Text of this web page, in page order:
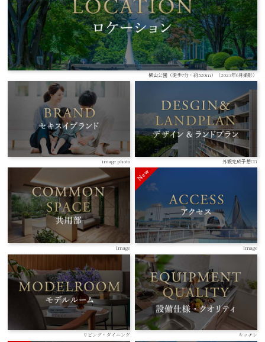
横山公園（徒歩7分・約520m）（2023年6月撮影）
image photo 外観完成予想CG
image image
リビング・ダイニング キッチン